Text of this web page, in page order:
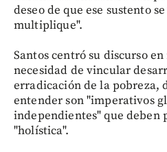
deseo de que ese sustento
multiplique".
Santos centró su discurso
necesidad de vincular
erradicación de la pobreza,
entender son "imperativos
independientes" que deben
"holística".